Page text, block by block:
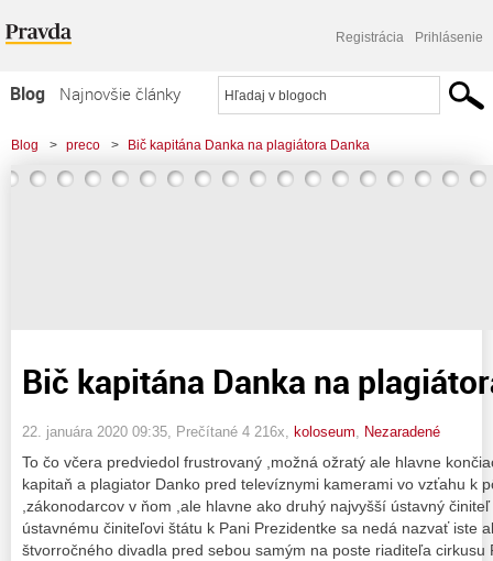
Registrácia Prihlásenie
Blog
Najnovšie články
Najčítanejšie články
Najkomentovanejšie články
Blog > preco > Bič kapitána Danka na plagiátora Danka
Bič kapitána Danka na
22. januára 2020 09:35 , Prečítané 4 216x, koloseum Nezaradené
To čo včera predviedol frustrovaný ,možná ožratý ale hlavne
kapitaň a plagiator Danko pred televíznymi kamerami vo vzťahu k
,zákonodarcov v ňom ,ale hlavne ako druhý najvyšší ústavný
ústavnému činiteľovi štátu k Pani Prezidentke sa nedá nazvať iste
štvorročného divadla pred sebou samým na poste riaditeľa cirkusu